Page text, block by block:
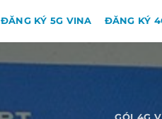
ĐĂNG KÝ 5G VINA ĐĂNG KÝ